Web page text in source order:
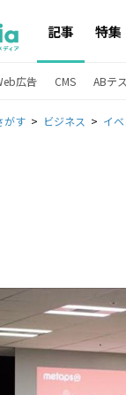
記事 特集
広告 CMS ABテ
がす ビジネス イ